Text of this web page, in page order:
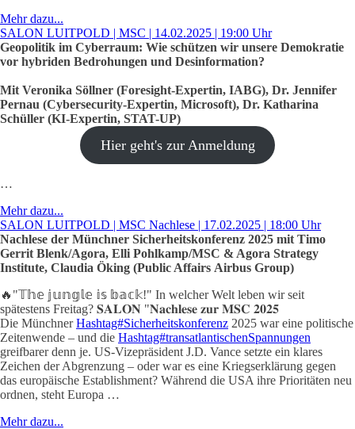
Mehr dazu...
SALON LUITPOLD | MSC | 14.02.2025 | 19:00 Uhr
Geopolitik im Cyberraum: Wie schützen wir unsere Demokratie
vor hybriden Bedrohungen und Desinformation?
Mit Veronika Söllner (Foresight-Expertin, IABG), Dr. Jennifer
Pernau (Cybersecurity-Expertin, Microsoft), Dr. Katharina
Schüller (KI-Expertin, STAT-UP)
Hier geht's zur Anmeldung
…
Mehr dazu...
SALON LUITPOLD | MSC Nachlese | 17.02.2025 | 18:00 Uhr
Nachlese der Münchner Sicherheitskonferenz 2025 mit Timo
Gerrit Blenk/Agora, Elli Pohlkamp/MSC & Agora Strategy
Institute, Claudia Öking (Public Affairs Airbus Group)
🔥"𝕋𝕙𝕖 𝕛𝕦𝕟𝕘𝕝𝕖 𝕚𝕤 𝕓𝕒𝕔𝕜!" In welcher Welt leben wir seit
spätestens Freitag? 𝐒𝐀𝐋𝐎𝐍 "𝐍𝐚𝐜𝐡𝐥𝐞𝐬𝐞 𝐳𝐮𝐫 𝐌𝐒𝐂 𝟐𝟎𝟐𝟓
Die MünchnerHashtag#Sicherheitskonferenz 2025 war eine politische
Zeitenwende – und die Hashtag#transatlantischenSpannungen
greifbarer denn je. US-Vizepräsident J.D. Vance setzte ein klares
Zeichen der Abgrenzung – oder war es eine Kriegserklärung gegen
das europäische Establishment? Während die USA ihre Prioritäten neu
ordnen, steht Europa …
Mehr dazu...